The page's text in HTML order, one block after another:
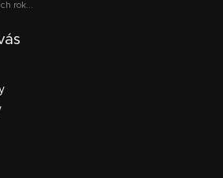
rok...